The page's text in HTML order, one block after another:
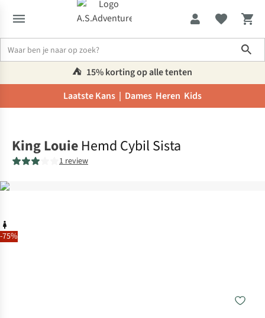
⛺️ 15% korting op alle tenten
Laatste Kans | Dames Heren Kids
-75%
King Louie Hemd Cybil Sista
1 review